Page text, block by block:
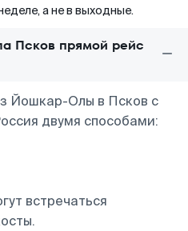
а не в выходные.
Псков прямой рейс
Йошкар-Олы в Псков с
двумя способами:
встречаться